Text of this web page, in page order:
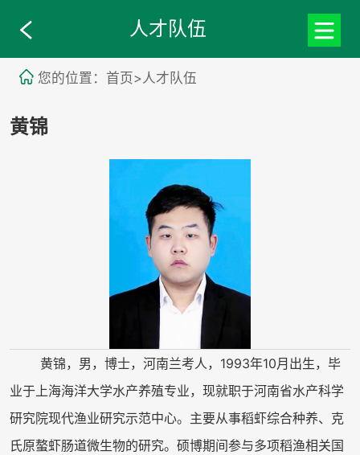
人才队伍
您的位置：首页>人才队伍
黄锦
黄锦，男，博士，河南兰考人，1993年10月出生，毕
业于上海海洋大学水产养殖专业，现就职于河南省水产科学
研究院现代渔业研究示范中心。主要从事稻虾综合种养、克
氏原螯虾肠道微生物的研究。硕博期间参与多项稻渔相关国